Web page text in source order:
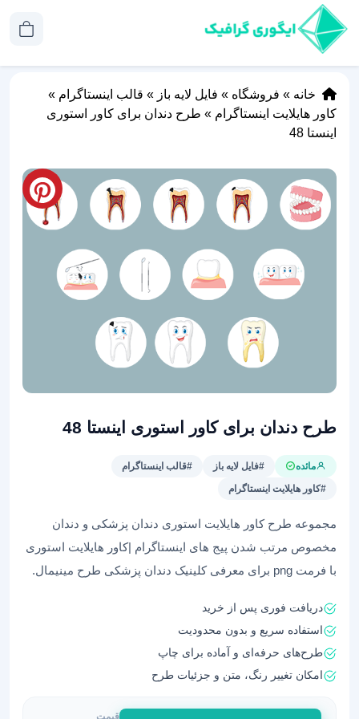
خانه » فروشگاه » فایل لایه باز » قالب اینستاگرام »
کاور هایلایت اینستاگرام » طرح دندان برای کاور استوری
اینستا 48
طرح دندان برای کاور استوری اینستا 48
مائده #فایل لایه باز
#قالب اینستاگرام
#کاور هایلایت اینستاگرام
مجموعه طرح کاور هایلایت استوری دندان پزشکی و دندان
مخصوص مرتب شدن پیج های اینستاگرام |کاور هایلایت استوری
با فرمت png برای معرفی کلینیک دندان پزشکی طرح مینیمال.
دریافت فوری پس از خرید
استفاده سریع و بدون محدودیت
طرح‌های حرفه‌ای و آماده برای چاپ
امکان تغییر رنگ، متن و جزئیات طرح
قیمت